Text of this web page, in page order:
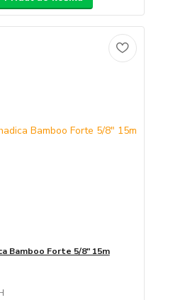
Bamboo Forte 5/8" 15m